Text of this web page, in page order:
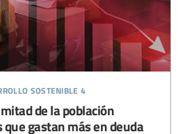
sostenible 4
de la población
gastan más en deuda